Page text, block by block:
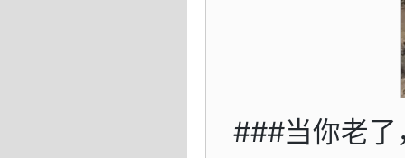
###当你老